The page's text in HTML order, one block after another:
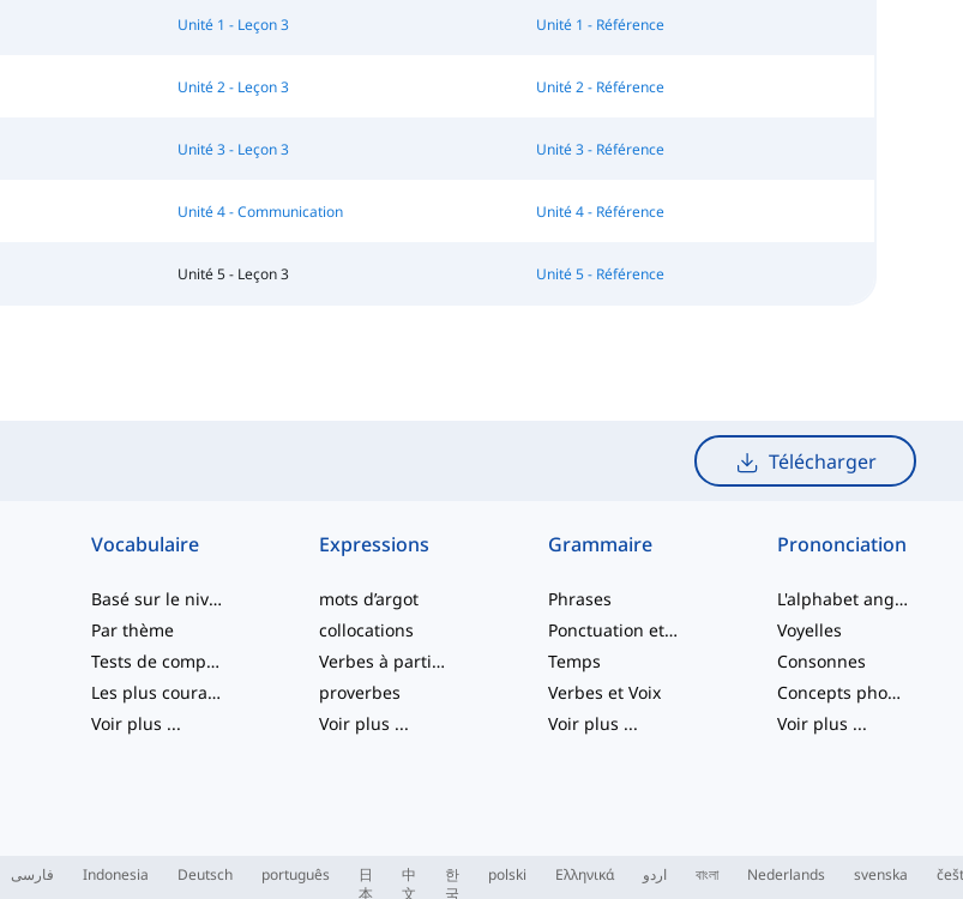
Unité 1 - Leçon 3 Unité 1 - Référence
Unité 2 - Leçon 3 Unité 2 - Référence
Unité 3 - Leçon 3 Unité 3 - Référence
Unité 4 - Communication Unité 4 - Référence
Unité 5 - Leçon 3 Unité 5 - Référence
Télécharger
Vocabulaire
Basé sur le niveau
Par thème
Tests de compétence
Les plus courants
Voir plus ...
Expressions
mots d’argot
collocations
Verbes à particule
proverbes
Voir plus ...
Grammaire
Phrases
Ponctuation et Orthographe
Temps
Verbes et Voix
Voir plus ...
Prononciation
L'alphabet anglais
Voyelles
Consonnes
Concepts phonologiques
Voir plus ...
فارسی Indonesia Deutsch português
日
本
中
文
한
국
polski Ελληνικά اردو বাংলা Nederlands svenska